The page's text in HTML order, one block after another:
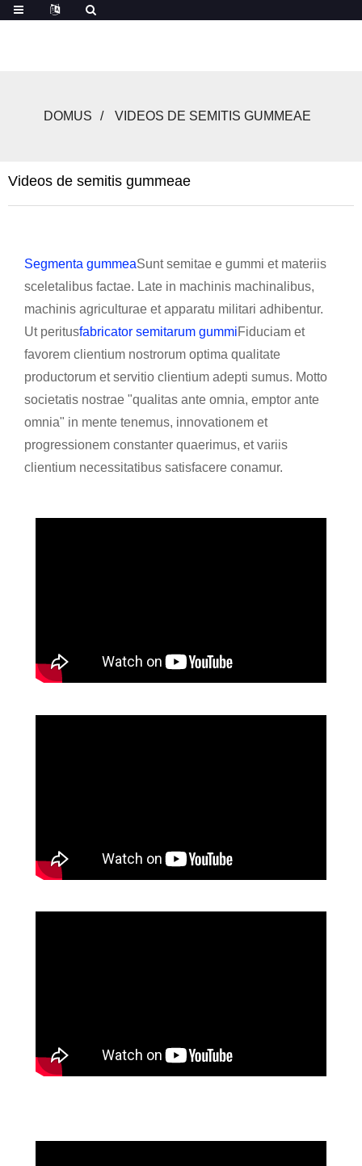
DOMUS VIDEOS DE SEMITIS GUMMEAE
Videos de semitis gummeae
Segmenta gummeaSunt semitae e gummi et materiis
sceletalibus factae. Late in machinis machinalibus,
machinis agriculturae et apparatu militari adhibentur.
Ut peritusfabricator semitarum gummiFiduciam et
favorem clientium nostrorum optima qualitate
productorum et servitio clientium adepti sumus. Motto
societatis nostrae "qualitas ante omnia, emptor ante
omnia" in mente tenemus, innovationem et
progressionem constanter quaerimus, et variis
clientium necessitatibus satisfacere conamur.